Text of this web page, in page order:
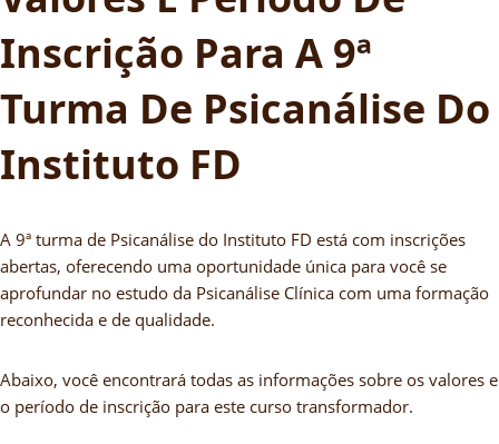
Inscrição Para A 9ª
Turma De Psicanálise Do
Instituto FD
A 9ª turma de Psicanálise do Instituto FD está com inscrições
abertas, oferecendo uma oportunidade única para você se
aprofundar no estudo da Psicanálise Clínica com uma formação
reconhecida e de qualidade.
Abaixo, você encontrará todas as informações sobre os valores e
o período de inscrição para este curso transformador.